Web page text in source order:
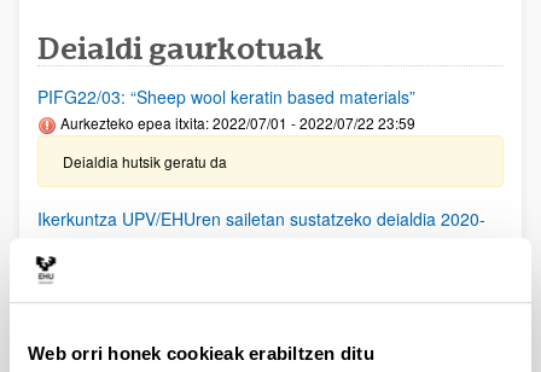
Web orri honek cookieak erabiltzen ditu
Deialdi gaurkotuak
PIFG22/03: “Sheep wool keratin based materials”
Aurkezteko epea itxita: 2022/07/01 - 2022/07/22 23:59
Deialdia hutsik geratu da
Ikerkuntza UPV/EHUren sailetan sustatzeko deialdia 2020-
Funtsak esleitzeko behin-betiko ebazpena, 2022ko uztailaren
luzatuko da.